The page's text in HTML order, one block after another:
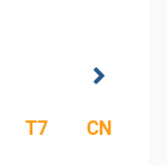
T7 CN